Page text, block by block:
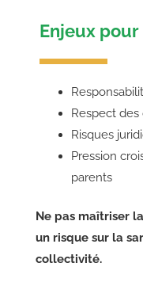
Enjeux
Respect
Risques
Pression
parents
Ne pas maîtriser
un risque sur la
collectivité.